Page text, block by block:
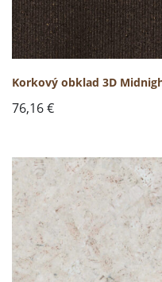
Korkový obklad 3D
76,16€